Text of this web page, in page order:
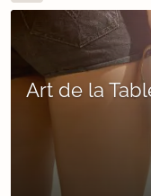
Art de la